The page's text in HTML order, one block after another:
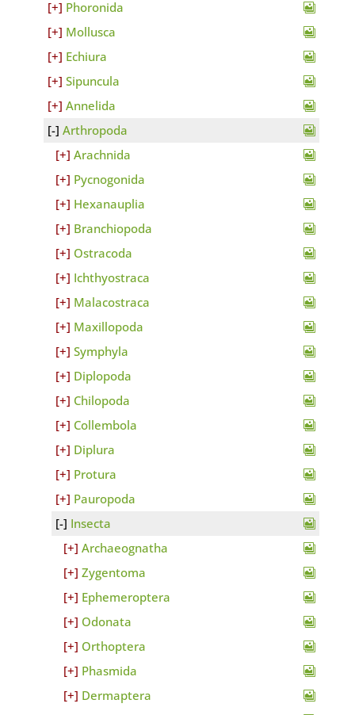
Phoronida
Mollusca
Echiura
Sipuncula
Annelida
Arthropoda
Arachnida
Pycnogonida
Hexanauplia
Branchiopoda
Ostracoda
Ichthyostraca
Malacostraca
Maxillopoda
Symphyla
Diplopoda
Chilopoda
Collembola
Diplura
Protura
Pauropoda
Insecta
Archaeognatha
Zygentoma
Ephemeroptera
Odonata
Orthoptera
Phasmida
Dermaptera